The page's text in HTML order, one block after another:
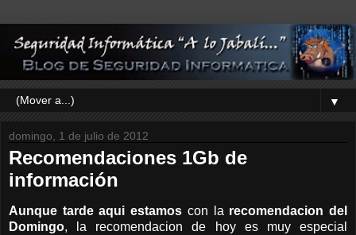
▼
domingo, 1 de julio de 2012
Recomendaciones 1Gb de
información
Aunque tarde aqui estamos con la recomendacion del
Domingo, la recomendacion de hoy es muy especial